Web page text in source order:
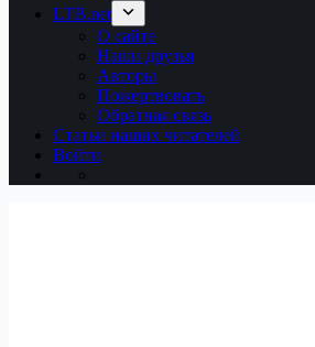
LTB.net
О сайте
Наши друзья
Авторы
Пожертвовать
Обратная связь
Статьи наших читателей
Войти